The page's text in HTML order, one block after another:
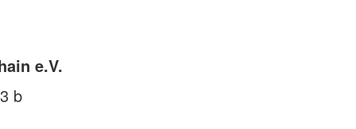
und Lob
e.V.
b